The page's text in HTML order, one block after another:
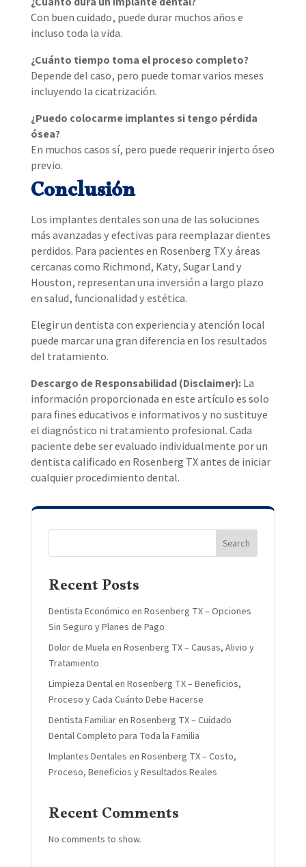
Con buen cuidado, puede durar muchos años e
incluso toda la vida.
¿Cuánto tiempo toma el proceso completo?
Depende del caso, pero puede tomar varios meses
incluyendo la cicatrización.
¿Puedo colocarme implantes si tengo pérdida
ósea?
En muchos casos sí, pero puede requerir injerto óseo
previo.
Conclusión
Los implantes dentales son una de las soluciones
más avanzadas y efectivas para reemplazar dientes
perdidos. Para pacientes en Rosenberg TX y áreas
cercanas como Richmond, Katy, Sugar Land y
Houston, representan una inversión a largo plazo
en salud, funcionalidad y estética.
Elegir un dentista con experiencia y atención local
puede marcar una gran diferencia en los resultados
del tratamiento.
Descargo de Responsabilidad (Disclaimer):La
información proporcionada en este artículo es solo
para fines educativos e informativos y no sustituye
el diagnóstico ni tratamiento profesional. Cada
paciente debe ser evaluado individualmente por un
dentista calificado en Rosenberg TX antes de iniciar
cualquier procedimiento dental.
Search
Recent Posts
Dentista Económico en Rosenberg TX – Opciones
Sin Seguro y Planes de Pago
Dolor de Muela en Rosenberg TX – Causas, Alivio y
Tratamiento
Limpieza Dental en Rosenberg TX – Beneficios,
Proceso y Cada Cuánto Debe Hacerse
Dentista Familiar en Rosenberg TX – Cuidado
Dental Completo para Toda la Familia
Implantes Dentales en Rosenberg TX – Costo,
Proceso, Beneficios y Resultados Reales
Recent Comments
No comments to show.